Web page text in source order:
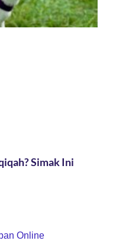
Simak Ini